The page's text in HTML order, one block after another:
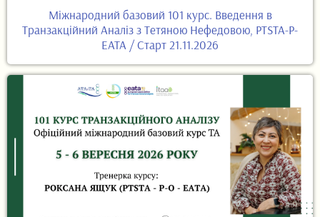
Міжнародний базовий 101 курс. Введення в
Транзакційний Аналіз з Тетяною Нефедовою, PTSTA-P-
EATA / Старт 21.11.2026